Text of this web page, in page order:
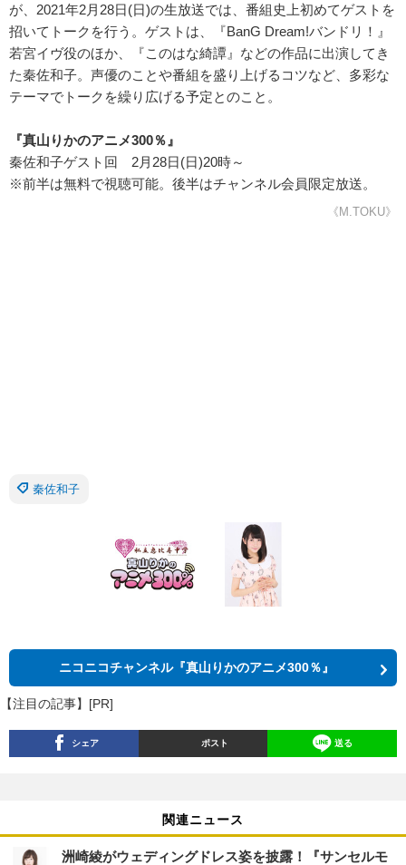
が、2021年2月28日(日)の生放送では、番組史上初めてゲストを
招いてトークを行う。ゲストは、『BanG Dream!バンドリ！』
若宮イヴ役のほか、『このはな綺譚』などの作品に出演してき
た秦佐和子。声優のことや番組を盛り上げるコツなど、多彩な
テーマでトークを繰り広げる予定とのこと。
『真山りかのアニメ300％』
秦佐和子ゲスト回 2月28日(日)20時～
※前半は無料で視聴可能。後半はチャンネル会員限定放送。
《M.TOKU》
秦佐和子
ニコニコチャンネル『真山りかのアニメ300％』
【注目の記事】[PR]
シェア ポスト 送る
関連ニュース
洲崎綾がウェディングドレス姿を披露！『サンセルモ